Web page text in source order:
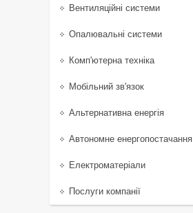
Вентиляційні системи
Опалювальні системи
Комп'ютерна техніка
Мобільний зв'язок
Альтернативна енергія
Автономне енергопостачання
Електроматеріали
Послуги компанії